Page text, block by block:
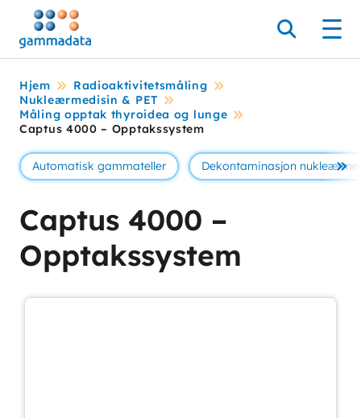
Hopp
hovedinnholdett
Søk
Hjem
Radioaktivitetsmåling
Nukleærmedisin & PET
Måling opptak thyroidea og lunge
Captus 4000 – Opptakssystem
Automatisk gammateller Dekontaminasjon Se
Captus 4000 –
Opptakssystem